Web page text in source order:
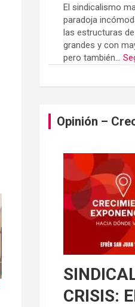
El sindicalismo
paradoja
las estructuras
grandes y con
pero también...
Opinión –
CRISIS: